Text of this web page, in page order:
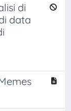
di
data